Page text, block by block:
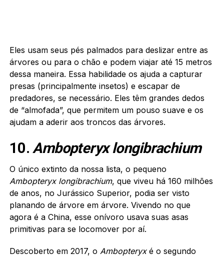
Eles usam seus pés palmados para deslizar entre as
árvores ou para o chão e podem viajar até 15 metros
dessa maneira. Essa habilidade os ajuda a capturar
presas (principalmente insetos) e escapar de
predadores, se necessário. Eles têm grandes dedos
de “almofada”, que permitem um pouso suave e os
ajudam a aderir aos troncos das árvores.
10.Ambopteryx longibrachium
O único extinto da nossa lista, o pequeno
Ambopteryx longibrachium, que viveu há 160 milhões
de anos, no Jurássico Superior, podia ser visto
planando de árvore em árvore. Vivendo no que
agora é a China, esse onívoro usava suas asas
primitivas para se locomover por aí.
Descoberto em 2017, o Ambopteryxé o segundo